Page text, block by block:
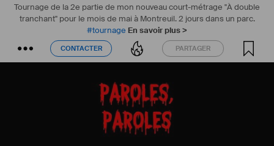
Tournage de la 2e partie de mon nouveau court-métrage "À double
tranchant" pour le mois de mai à Montreuil. 2 jours dans un parc.
#tournage En savoir plus >
CONTACTER PARTAGER
CONTACTER PARTAGER